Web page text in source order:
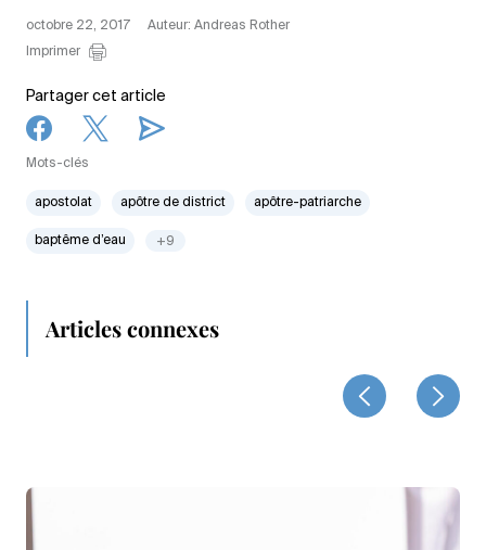
octobre 22, 2017
Auteur: Andreas Rother
Imprimer
Partager cet article
Mots-clés
apostolat apôtre de district apôtre-patriarche
baptême d’eau +9
Articles connexes